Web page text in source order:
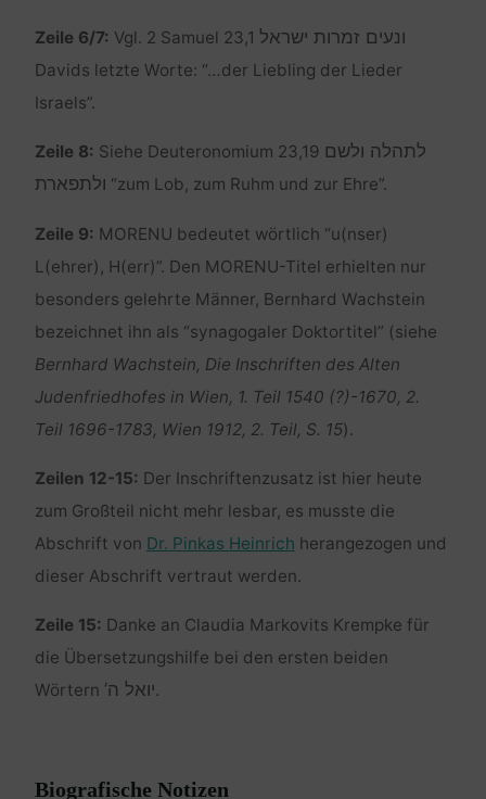
Zeile 6/7: Vgl. 2 Samuel 23,1 ונעים זמרות ישראל
Davids letzte Worte: “…der Liebling der Lieder
Israels”.
Zeile 8: Siehe Deuteronomium 23,19 לתהלה ולשם
ולתפארת “zum Lob, zum Ruhm und zur Ehre”.
Zeile 9: MORENU bedeutet wörtlich “u(nser)
L(ehrer), H(err)”. Den MORENU-Titel erhielten nur
besonders gelehrte Männer, Bernhard Wachstein
bezeichnet ihn als “synagogaler Doktortitel” (siehe
Bernhard Wachstein, Die Inschriften des Alten
Judenfriedhofes in Wien, 1. Teil 1540 (?)-1670, 2.
Teil 1696-1783, Wien 1912, 2. Teil, S. 15).
Zeilen 12-15: Der Inschriftenzusatz ist hier heute
zum Großteil nicht mehr lesbar, es musste die
Abschrift von Dr. Pinkas Heinrich herangezogen und
dieser Abschrift vertraut werden.
Zeile 15: Danke an Claudia Markovits Krempke für
die Übersetzungshilfe bei den ersten beiden
Wörtern יואל ה’.
Biografische Notizen